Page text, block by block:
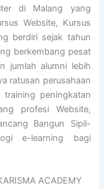
di Malang yang
Website, Kursus
berdiri sejak tahun
berkembang pesat
jumlah alumni lebih
ratusan perusahaan
peningkatan
profesi Website,
Bangun Sipil-
e-learning bagi
ACADEMY